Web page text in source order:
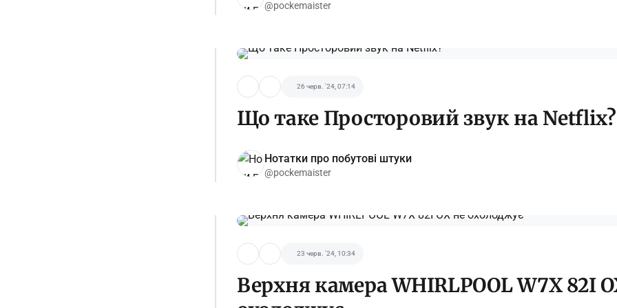
@pockemaister
26 черв. '24, 07:14
Що таке Просторовий звук на Netflix?
Нотатки про побутові штуки
@pockemaister
23 черв. '24, 10:34
Верхня камера WHIRLPOOL W7X 82I